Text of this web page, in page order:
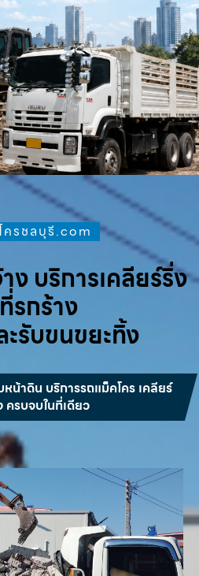
ครชลบุรี.com
ง บริการเคลียร์ริ่ง
รกร้าง
รับขนขยะทิ้ง
น้าดิน บริการรถแม็คโคร เคลียร์
ครบจบในที่เดียว